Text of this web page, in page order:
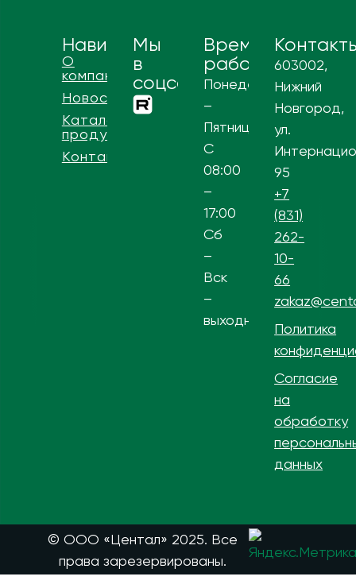
Навигация
О
компании
Новости
Каталог
продукции
Контакты
Мы
в
соцсетях
Время
работы
Понедельник
–
Пятница
С
08:00
–
17:00
Сб
–
Вск
–
выходной
603002,
Нижний
Новгород,
ул.
95
+7
(831)
262-
10-
66
Политика
Согласие
на
обработку
данных
© ООО «Центал» 2025. Все
права зарезервированы.